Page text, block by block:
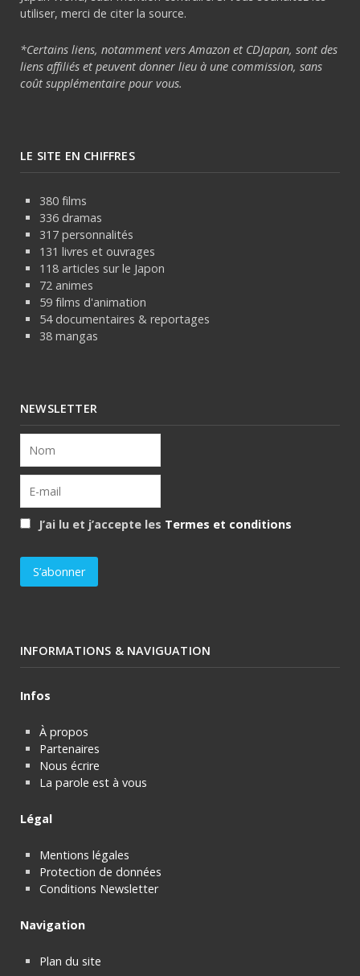
utiliser, merci de citer la source.
*Certains liens, notamment vers Amazon et CDJapan, sont des
liens affiliés et peuvent donner lieu à une commission, sans
coût supplémentaire pour vous.
LE SITE EN CHIFFRES
380 films
336 dramas
317 personnalités
131 livres et ouvrages
118 articles sur le Japon
72 animes
59 films d'animation
54 documentaires & reportages
38 mangas
NEWSLETTER
J’ai lu et j’accepte les Termes et conditions
INFORMATIONS & NAVIGUATION
Infos
À propos
Partenaires
Nous écrire
La parole est à vous
Légal
Mentions légales
Protection de données
Conditions Newsletter
Navigation
Plan du site